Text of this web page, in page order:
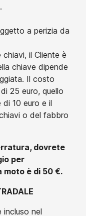
a perizia da
il Cliente è
chiave dipende
Il costo
25 euro, quello
10 euro e il
o del fabbro
dovrete
per
moto è di 50 €.
incluso nel